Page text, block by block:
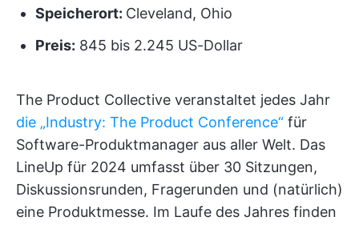
Speicherort: Cleveland, Ohio
Preis: 845 bis 2.245 US-Dollar
The Product Collective veranstaltet jedes Jahr
die „Industry: The Product Conference“ für
Software-Produktmanager aus aller Welt. Das
LineUp für 2024 umfasst über 30 Sitzungen,
Diskussionsrunden, Fragerunden und (natürlich)
eine Produktmesse. Im Laufe des Jahres finden